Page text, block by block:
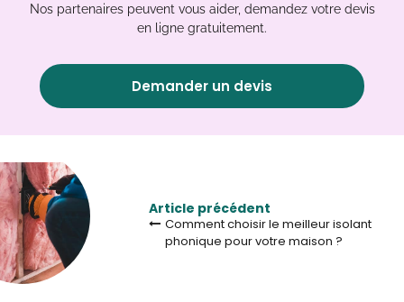
Nos partenaires peuvent vous aider, demandez votre devis
en ligne gratuitement.
Demander un devis
Article précédent
Comment choisir le meilleur isolant
phonique pour votre maison ?